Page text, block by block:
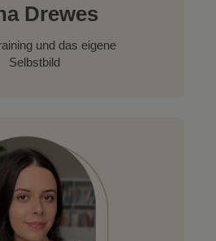
Drewes
und das eigene
Selbstbild